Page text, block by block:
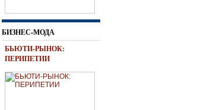
БИЗНЕС-МОДА
БЬЮТИ-РЫНОК:
ПЕРИПЕТИИ